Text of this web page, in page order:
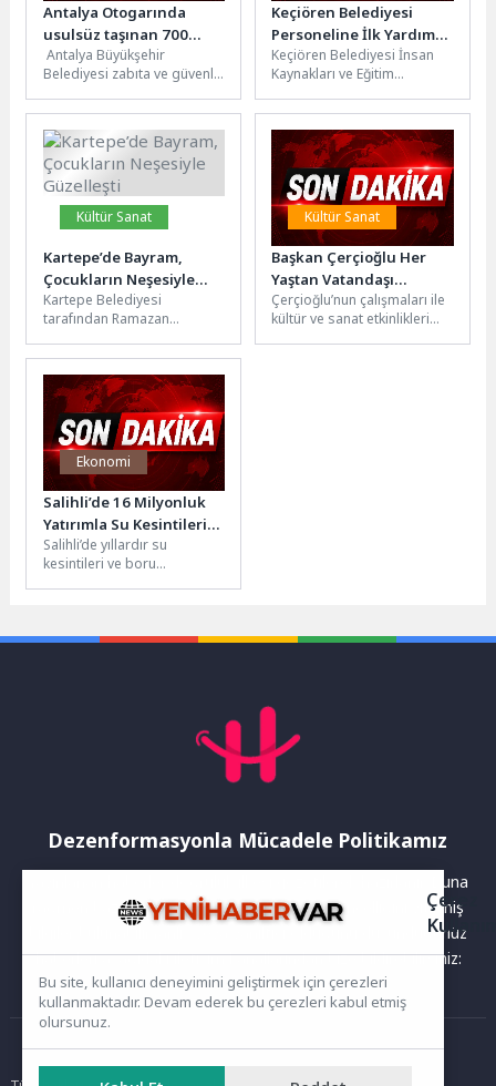
Antalya Otogarında
usulsüz taşınan 700
civcive el konuldu
Antalya Büyükşehir
Belediyesi zabıta ve güvenlik
Şehirlerarası Otobüs
Terminali’nde
gerçekleştirilen
denetimlerde, Bursa’dan
otobüsle...
Keçiören Belediyesi
Personeline İlk Yardım
Eğitimi Verildi
Keçiören Belediyesi İnsan
Kaynakları ve Eğitim
Sağlık Müdürlüğü iş
birliğinde, belediye...
Kültür Sanat
Kartepe’de Bayram,
Çocukların Neşesiyle
Güzelleşti
Kartepe Belediyesi
tarafından Ramazan
Kartepe Kent Çarşısı’nda
düzenlenen çocuk şenliği,
yoğun...
Kültür Sanat
Başkan Çerçioğlu Her
Yaştan Vatandaşı
Sanatın Tüm Renkleri ile
Buluşturmaya Devam
Ediyor
Çerçioğlu’nun çalışmaları ile
kültür ve sanat etkinlikleri
Ekonomi
Salihli’de 16 Milyonluk
Yatırımla Su Kesintileri
Son Bulacak
Salihli’de yıllardır su
kesintileri ve boru
çözmek...
Dezenformasyonla Mücadele Politikamız
Yayınlanan haberler doğruluk ilkesi gözetilerek hazırlanır. Buna
rağmen bazı içeriklerde eksik, hatalı veya güncelliğini yitirmiş
bilgiler bulunabilir.Yanlış veya yanıltıcı olduğunu düşündüğünüz
haberleri aşağıdaki iletişim kanallarından bize bildirebilirsiniz:
Ana Sayfa
Çerez
Bu site, kullanıcı deneyimini geliştirmek için çerezleri
kullanmaktadır. Devam ederek bu çerezleri kabul etmiş
olursunuz.